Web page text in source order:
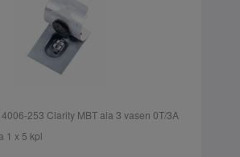
253 Clarity MBT ala 3 vasen 0T/3A
1 x 5 kpl